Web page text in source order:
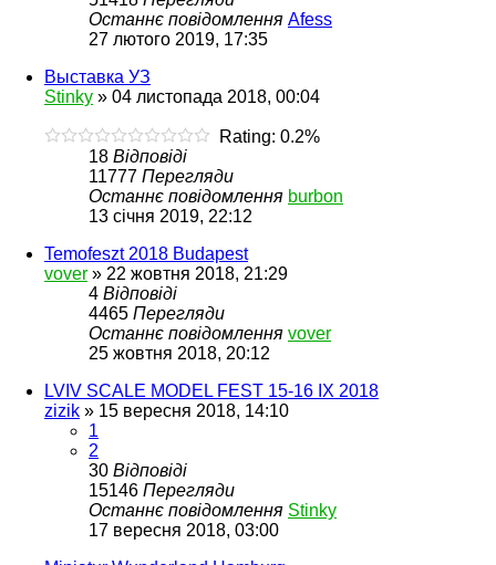
Останнє повідомлення Afess
27 лютого 2019, 17:35
Выставка УЗ
Stinky » 04 листопада 2018, 00:04
Rating: 0.2%
18 Відповіді
11777 Перегляди
Останнє повідомлення burbon
13 січня 2019, 22:12
Temofeszt 2018 Budapest
vover » 22 жовтня 2018, 21:29
4 Відповіді
4465 Перегляди
Останнє повідомлення vover
25 жовтня 2018, 20:12
LVIV SCALE MODEL FEST 15-16 IX 2018
zizik » 15 вересня 2018, 14:10
1
2
30 Відповіді
15146 Перегляди
Останнє повідомлення Stinky
17 вересня 2018, 03:00